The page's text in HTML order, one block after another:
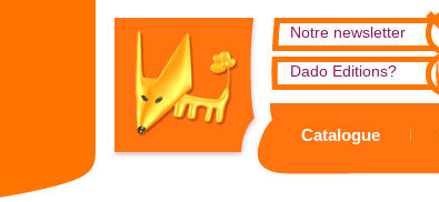
Notre newsletter
Dado Editions?
Catalogue